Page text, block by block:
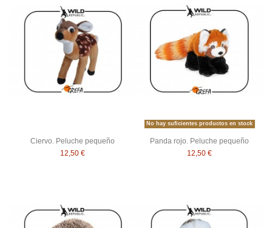
Ciervo. Peluche pequeño
12,50 €
No hay suficientes productos en stock
Panda rojo. Peluche pequeño
12,50 €